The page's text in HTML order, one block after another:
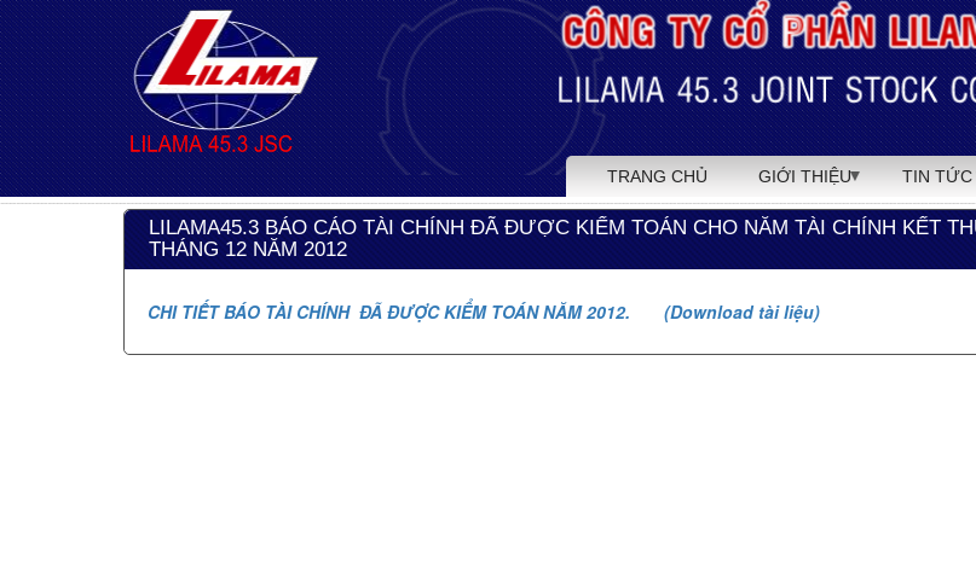
TRANG CHỦ GIỚI THIỆU TIN TỨC
LILAMA45.3 BÁO CÁO TÀI CHÍNH ĐÃ ĐƯỢC KIỂM TOÁN CHO NĂM TÀI CHÍNH KẾT
THÁNG 12 NĂM 2012
CHI TIẾT BÁO TÀI CHÍNH ĐÃ ĐƯỢC KIỂM TOÁN NĂM 2012. (Download tài liệu)